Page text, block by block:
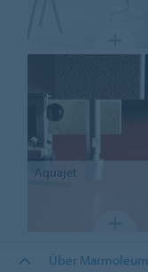
Aquajet
Über Marmoleum